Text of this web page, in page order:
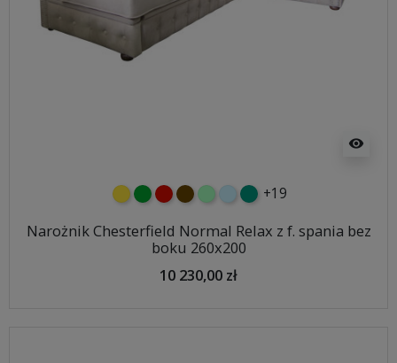
visibility
żółtyzielonyczerwony
czekoladowy
miętowybłękitny
turkusowy
+19
Narożnik Chesterfield Normal Relax z f. spania bez
boku 260x200
10 230,00 zł